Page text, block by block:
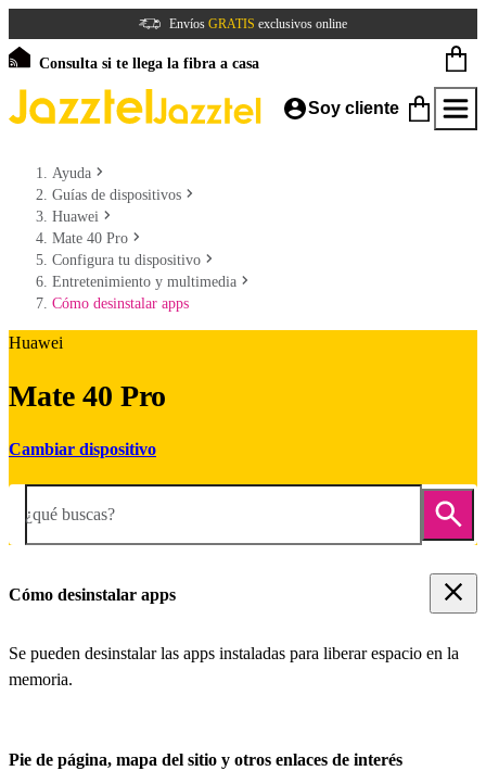
Envíos GRATIS exclusivos online
Consulta si te llega la fibra a casa
Soy cliente
Ayuda
Guías de dispositivos
Huawei
Mate 40 Pro
Configura tu dispositivo
Entretenimiento y multimedia
Cómo desinstalar apps
Huawei
Mate 40 Pro
Cambiar dispositivo
¿qué buscas?
Cómo desinstalar apps
Se pueden desinstalar las apps instaladas para liberar espacio en la
memoria.
Pie de página, mapa del sitio y otros enlaces de interés